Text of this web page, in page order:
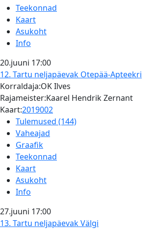
Teekonnad
Kaart
Asukoht
Info
20.juuni 17:00
12. Tartu neljapäevak Otepää-Apteekri
Korraldaja:OK Ilves
Rajameister:Kaarel Hendrik Zernant
Kaart:2019002
Tulemused (144)
Vaheajad
Graafik
Teekonnad
Kaart
Asukoht
Info
27.juuni 17:00
13. Tartu neljapäevakVälgi